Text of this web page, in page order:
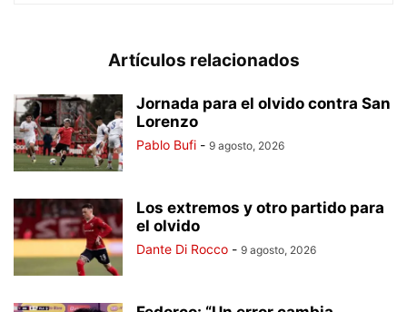
Artículos relacionados
Jornada para el olvido contra San
Lorenzo
Pablo Bufi - 9 agosto, 2026
Los extremos y otro partido para
el olvido
Dante Di Rocco - 9 agosto, 2026